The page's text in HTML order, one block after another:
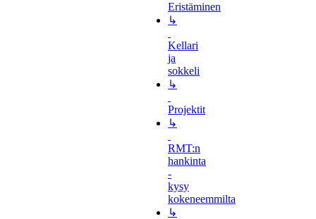
Eristäminen
↳
Kellari
ja
sokkeli
↳
Projektit
↳
RMT:n
hankinta
-
kysy
kokeneemmilta
↳